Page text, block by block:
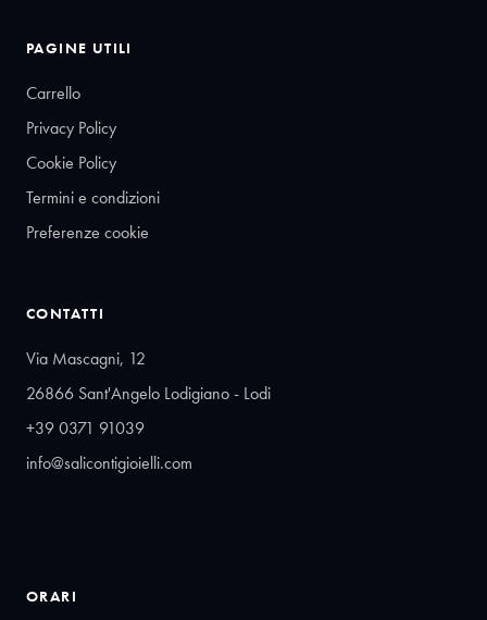
PAGINE UTILI
Carrello
Privacy Policy
Cookie Policy
Termini e condizioni
Preferenze cookie
CONTATTI
Via Mascagni, 12
26866 Sant'Angelo Lodigiano - Lodi
+39 0371 91039
info@salicontigioielli.com
ORARI